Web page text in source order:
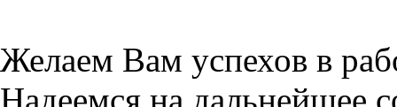
Желаем Вам успехов в